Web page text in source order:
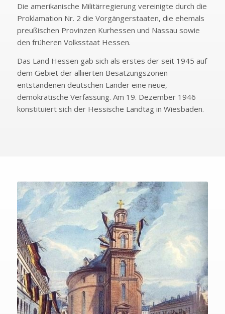
Die amerikanische Militärregierung vereinigte durch die
Proklamation Nr. 2 die Vorgängerstaaten, die ehemals
preußischen Provinzen Kurhessen und Nassau sowie
den früheren Volksstaat Hessen.
Das Land Hessen gab sich als erstes der seit 1945 auf
dem Gebiet der alliierten Besatzungszonen
entstandenen deutschen Länder eine neue,
demokratische Verfassung. Am 19. Dezember 1946
konstituiert sich der Hessische Landtag in Wiesbaden.